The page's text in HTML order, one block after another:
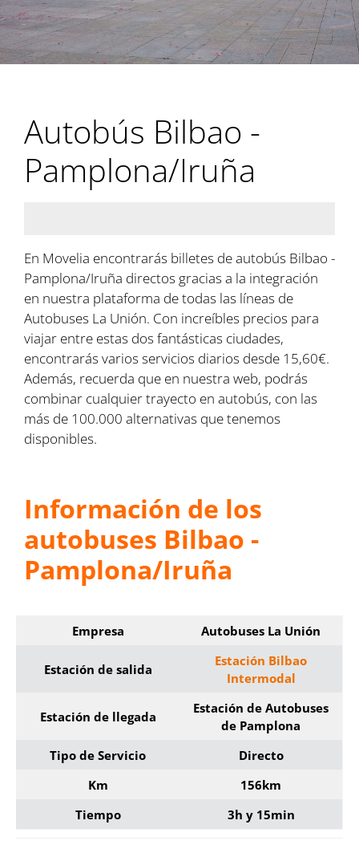
Autobús Bilbao -
Pamplona/Iruña
En Movelia encontrarás billetes de autobús Bilbao -
Pamplona/Iruña directos gracias a la integración
en nuestra plataforma de todas las líneas de
Autobuses La Unión. Con increíbles precios para
viajar entre estas dos fantásticas ciudades,
encontrarás varios servicios diarios desde 15,60€.
Además, recuerda que en nuestra web, podrás
combinar cualquier trayecto en autobús, con las
más de 100.000 alternativas que tenemos
disponibles.
Información de los
autobuses Bilbao -
Pamplona/Iruña
Empresa Autobuses La Unión
Estación de salida
Estación Bilbao
Intermodal
Estación de llegada
Estación de Autobuses
de Pamplona
Tipo de Servicio
Directo
Km
156km
Tiempo
3h y 15min